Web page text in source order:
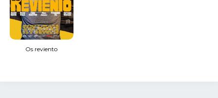
Os reviento